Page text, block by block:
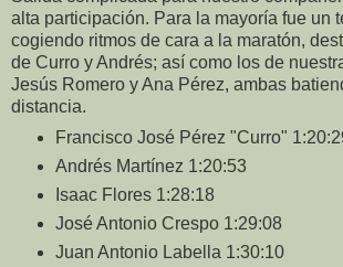
alta participación. Para la mayoría fue un
cogiendo ritmos de cara a la maratón,
de Curro y Andrés; así como los de
Jesús Romero y Ana Pérez, ambas
distancia.
Francisco José Pérez "Curro"
Andrés Martínez 1:20:53
Isaac Flores 1:28:18
José Antonio Crespo 1:29:08
Juan Antonio Labella 1:30:10